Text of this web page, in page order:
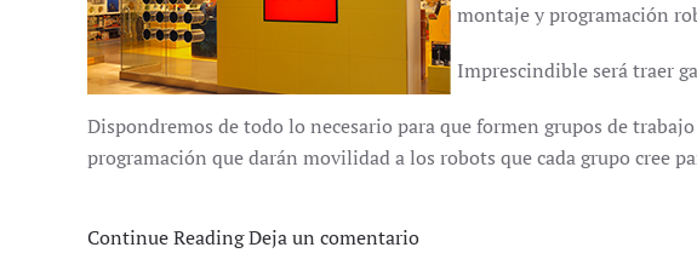
montaje y programación
Imprescindible será traer
Dispondremos de todo lo necesario para que formen grupos de
programación que darán movilidad a los robots que cada grupo cree
Continue ReadingDeja un comentario